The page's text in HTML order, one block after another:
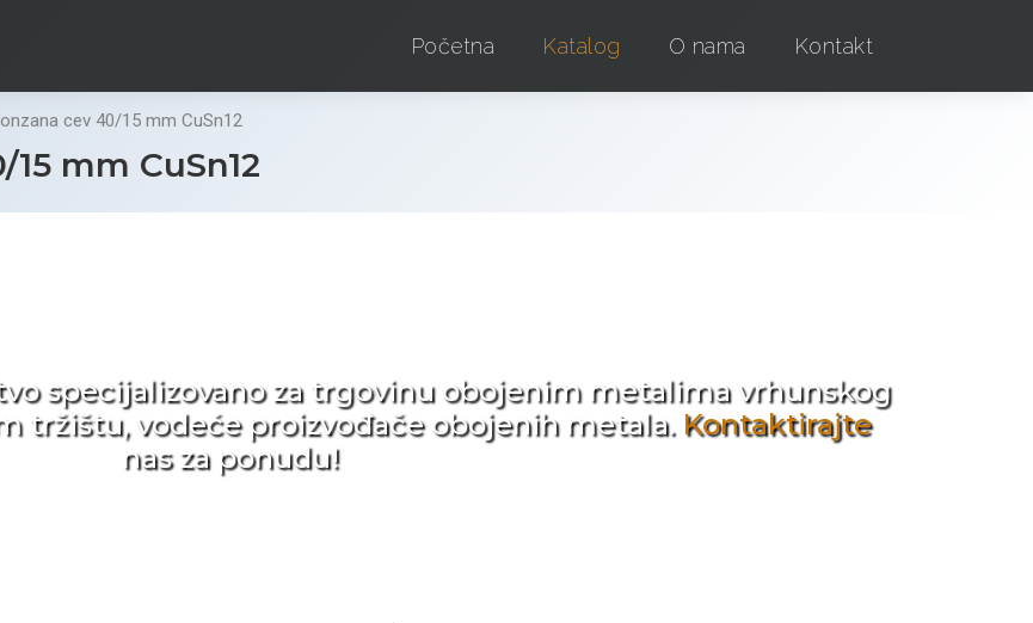
Početna Katalog O nama Kontakt
cev 40/15 mm CuSn12
mm CuSn12
specijalizovano za trgovinu obojenim metalima vrhunskog
tržištu, vodeće proizvođače obojenih metala. Kontaktirajte
nas za ponudu!